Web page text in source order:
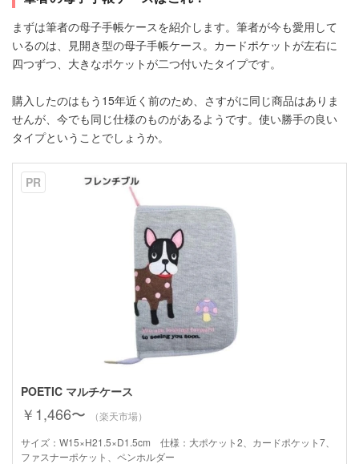
まずは筆者の母子手帳ケースを紹介します。筆者が今も愛用して
いるのは、見開き型の母子手帳ケース。カードポケットが左右に
四つずつ、大きなポケットが二つ付いたタイプです。
購入したのはもう15年近く前のため、さすがに同じ商品はありま
せんが、今でも同じ仕様のものがあるようです。使い勝手の良い
タイプということでしょうか。
PR
POETIC マルチケース
￥1,466〜
（楽天市場）
サイズ：W15×H21.5×D1.5cm 仕様：大ポケット2、カードポケット7、
ファスナーポケット、ペンホルダー